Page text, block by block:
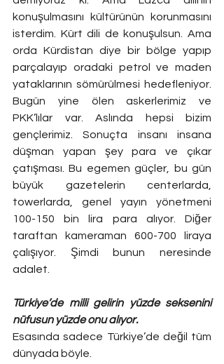
konuşulmasını kültürünün korunmasını
isterdim. Kürt dili de konuşulsun. Ama
orda Kürdistan diye bir bölge yapıp
parçalayıp oradaki petrol ve maden
yataklarının sömürülmesi hedefleniyor.
Bugün yine ölen askerlerimiz ve
PKK’lılar var. Aslında hepsi bizim
gençlerimiz. Sonuçta insanı insana
düşman yapan şey para ve çıkar
çatışması. Bu egemen güçler, bu gün
büyük gazetelerin centerlarda,
towerlarda, genel yayın yönetmeni
100-150 bin lira para alıyor. Diğer
taraftan kameraman 600-700 liraya
çalışıyor. Şimdi bunun neresinde
adalet.
Türkiye’de milli gelirin yüzde seksenini
nüfusun yüzde onu alıyor.
Esasında sadece Türkiye’de değil tüm
dünyada böyle.